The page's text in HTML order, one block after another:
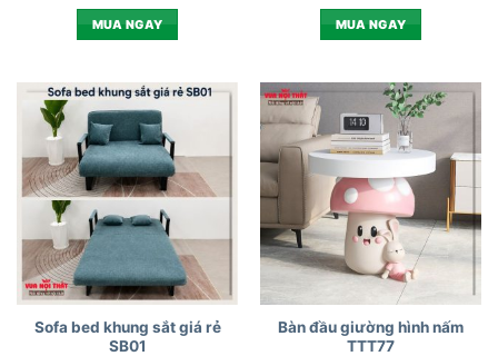
MUA NGAY MUA NGAY
Sofa bed khung sắt giá rẻ
SB01
Bàn đầu giường hình nấm
TTT77